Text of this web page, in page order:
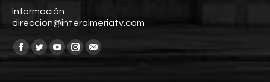
Información
direccion@interalmeriatv.com
Encuéntranos en:
Facebook
TwitterYouTube
Instagram
Mail